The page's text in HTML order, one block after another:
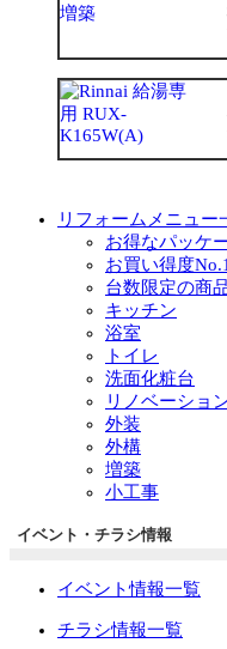
リフォームメニュー
お得なパッケ
お買い得度
台数限定の商
キッチン
浴室
トイレ
洗面化粧台
リノベーショ
外装
外構
増築
小工事
イベント・チラシ情報
イベント情報一覧
チラシ情報一覧